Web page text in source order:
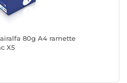
80g A4 ramette
X5